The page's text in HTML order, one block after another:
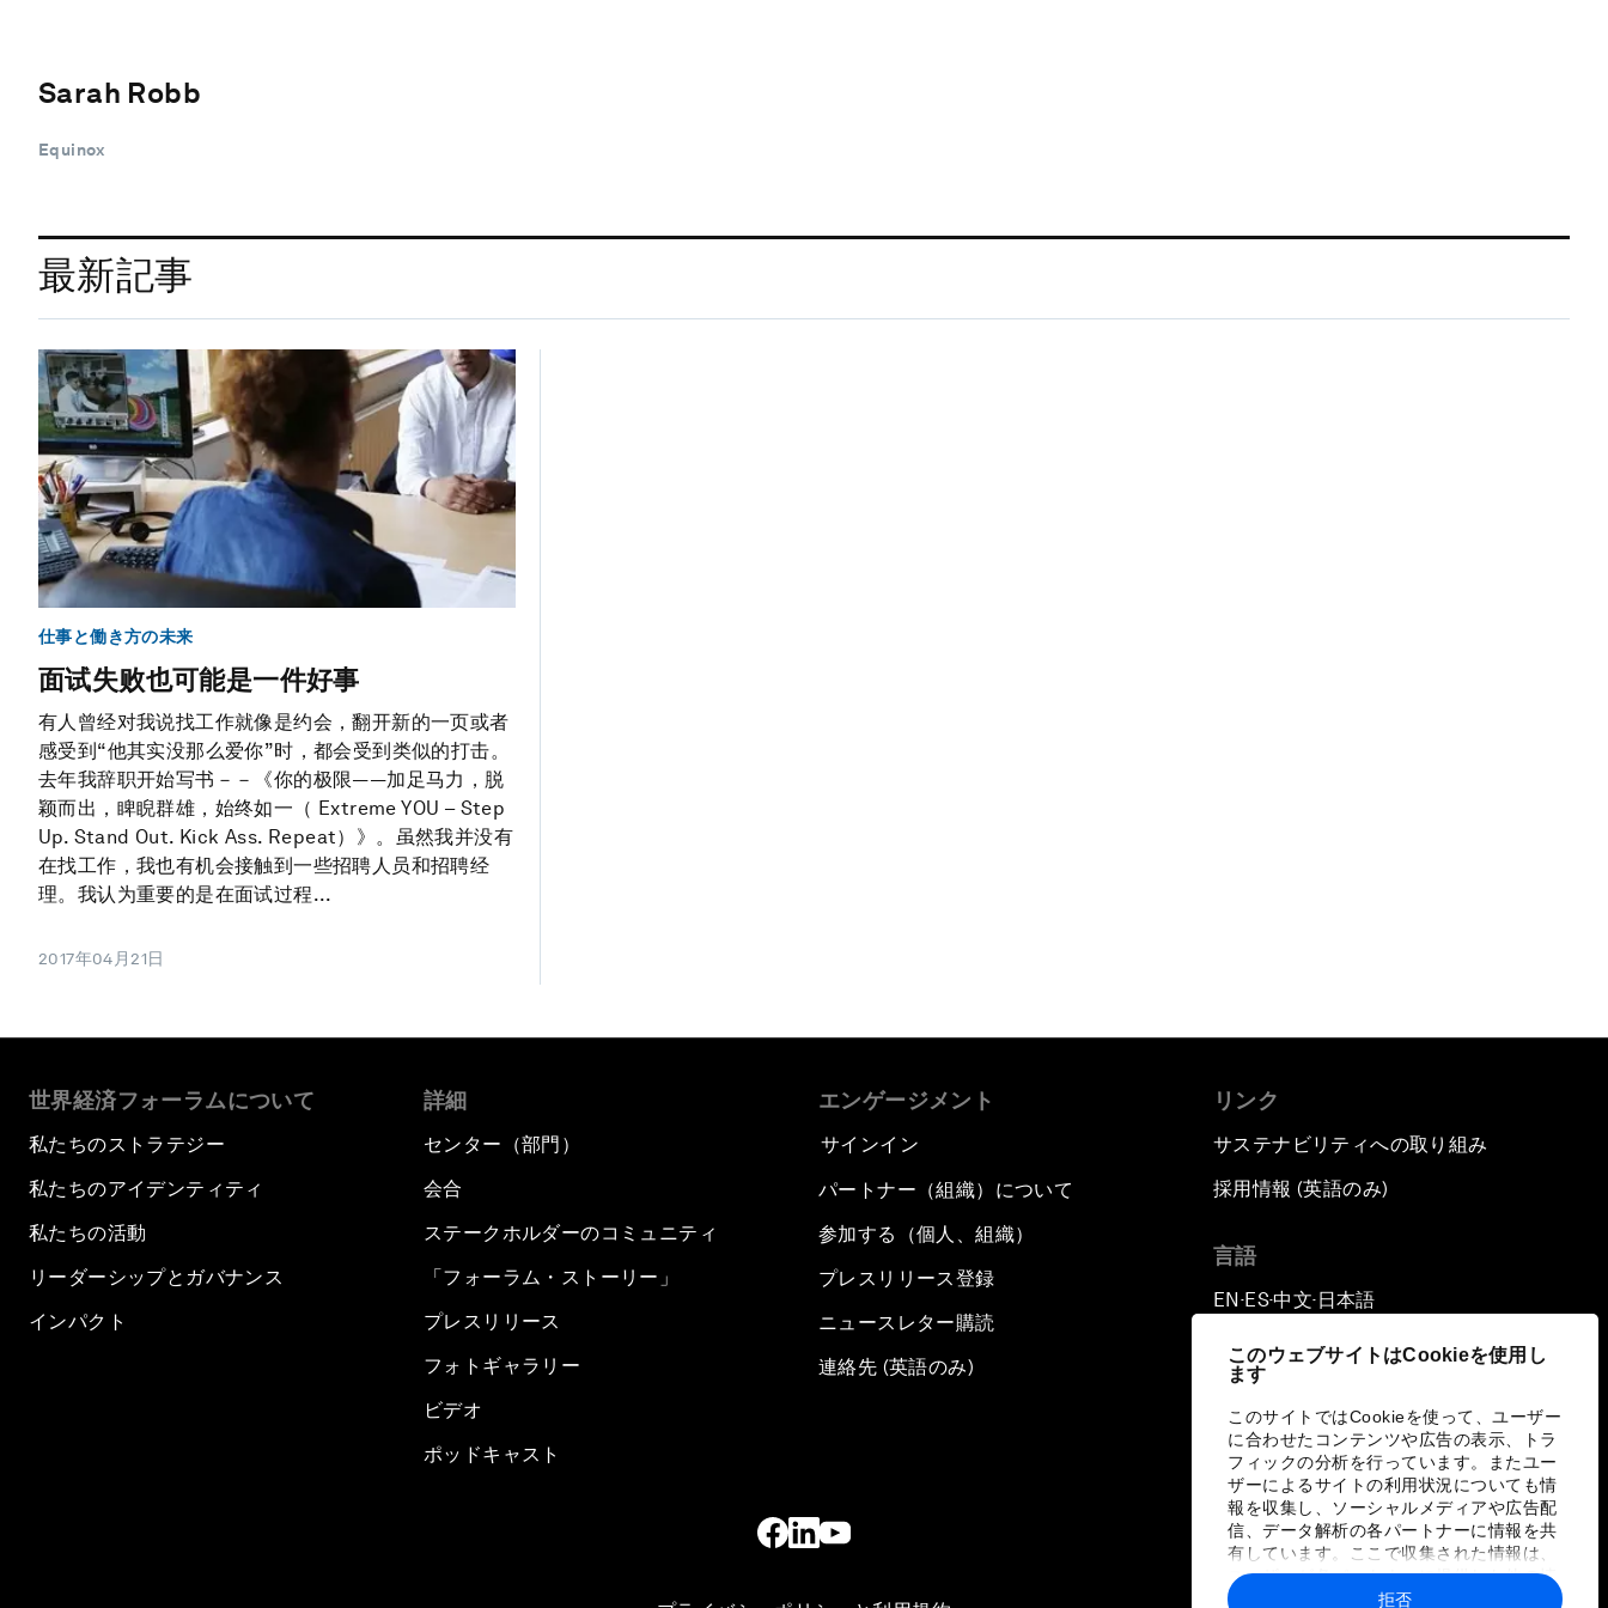
このウェブサイトはCookieを使用し
ます
このサイトではCookieを使って、ユーザー
に合わせたコンテンツや広告の表示、トラ
フィックの分析を行っています。またユー
ザーによるサイトの利用状況についても情
報を収集し、ソーシャルメディアや広告配
信、データ解析の各パートナーに情報を共
有しています。ここで収集された情報は、
ユーザーが各パートナーに提供した他の情
報や各パートナーのサービスを使用した際
拒否
Sarah Robb
Equinox
最新記事
仕事と働き方の未来
面试失败也可能是一件好事
有人曾经对我说找工作就像是约会，翻开新的一页或者
感受到“他其实没那么爱你”时，都会受到类似的打击。
去年我辞职开始写书－－《你的极限——加足马力，脱
颖而出，睥睨群雄，始终如一（ Extreme YOU – Step
Up. Stand Out. Kick Ass. Repeat）》。虽然我并没有
在找工作，我也有机会接触到一些招聘人员和招聘经
理。我认为重要的是在面试过程...
2017年04月21日
世界経済フォーラムについて
私たちのストラテジー
私たちのアイデンティティ
私たちの活動
リーダーシップとガバナンス
インパクト
詳細
センター（部門）
会合
ステークホルダーのコミュニティ
「フォーラム・ストーリー」
プレスリリース
フォトギャラリー
ビデオ
ポッドキャスト
エンゲージメント
サインイン
パートナー（組織）について
参加する（個人、組織）
プレスリリース登録
ニュースレター購読
連絡先 (英語のみ)
リンク
サステナビリティへの取り組み
採用情報 (英語のみ)
言語
EN ▪ ES▪中文▪ 日本語